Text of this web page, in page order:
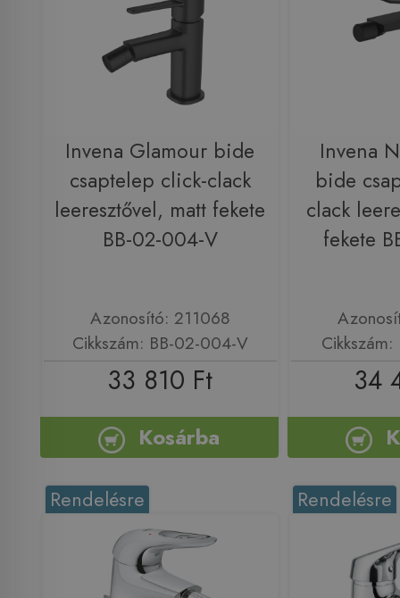
Invena Glamour bide
csaptelep click-clack
leeresztővel, matt fekete
BB-02-004-V
Azonosító: 211068
Cikkszám: BB-02-004-V
33 810 Ft
Kosárba
Invena
bide
clack
fekete
34
Rendelésre Rendelésre